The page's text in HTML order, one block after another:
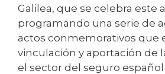
Galilea, que se celebra este
programando una serie de
actos conmemorativos que
vinculación y aportación de
el sector del seguro español